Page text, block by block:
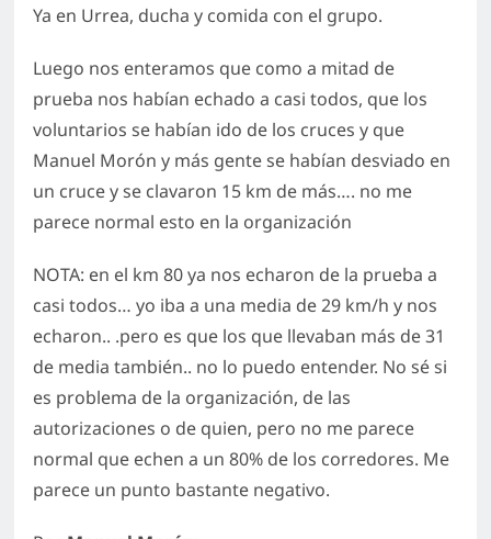
Ya en Urrea, ducha y comida con el grupo.
Luego nos enteramos que como a mitad de
prueba nos habían echado a casi todos, que los
voluntarios se habían ido de los cruces y que
Manuel Morón y más gente se habían desviado en
un cruce y se clavaron 15 km de más…. no me
parece normal esto en la organización
NOTA: en el km 80 ya nos echaron de la prueba a
casi todos… yo iba a una media de 29 km/h y nos
echaron.. .pero es que los que llevaban más de 31
de media también.. no lo puedo entender. No sé si
es problema de la organización, de las
autorizaciones o de quien, pero no me parece
normal que echen a un 80% de los corredores. Me
parece un punto bastante negativo.